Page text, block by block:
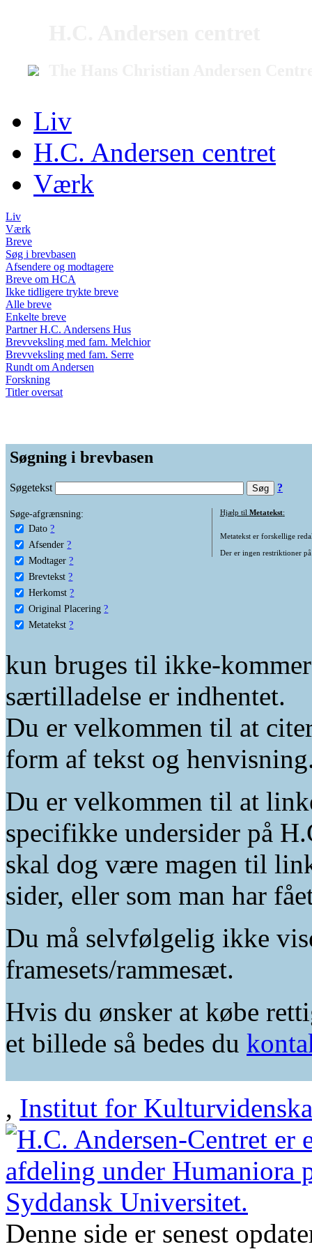
Liv
H.C. Andersen centret
Værk
Liv
Værk
Breve
Søg i brevbasen
Afsendere og modtagere
Breve om HCA
Ikke tidligere trykte breve
Alle breve
Enkelte breve
Partner H.C. Andersens Hus
Brevveksling med fam. Melchior
Brevveksling med fam. Serre
Rundt om Andersen
Forskning
Titler oversat
Søgning i brevbasen
Søgetekst ?
Søge-afgrænsning:
Dato ?
Afsender ?
Modtager ?
Brevtekst ?
Herkomst ?
Original Placering ?
Metatekst ?
Hjælp til Metatekst:
Metatekst er forskellige
Der er ingen restriktioner
kun bruges til ikke-
særtilladelse er indhentet.
Du er velkommen til at
form af tekst og
Du er velkommen til at
specifikke undersider på
skal dog være magen til
sider, eller som man har
Du må selvfølgelig ikke
framesets/rammesæt.
Hvis du ønsker at købe
et billede så bedes du
, Institut for
Denne side er senest